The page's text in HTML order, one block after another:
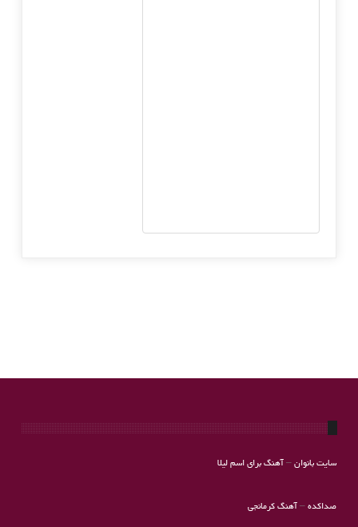
سایت بانوان– آهنگ برای اسم لیلا
صداکده– آهنگ کرمانجی